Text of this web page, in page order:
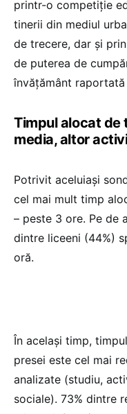
printr-o competiție
tinerii din mediul
de trecere, dar și
de puterea de
învățământ raportată
Timpul alocat de
media, altor
Potrivit aceluiași
cel mai mult timp
– peste 3 ore. Pe de
dintre liceeni (44%)
oră.
În același timp,
presei este cel mai
analizate (studiu,
sociale). 73% dintre